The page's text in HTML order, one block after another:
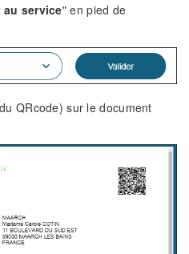
service" en pied de
QRcode) sur le document